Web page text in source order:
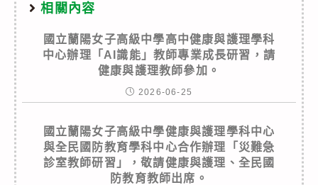
相關內容
國立蘭陽女子高級中學高中健康與護理學科
中心辦理「AI識能」教師專業成長研習，請
健康與護理教師參加。
2026-06-25
國立蘭陽女子高級中學健康與護理學科中心
與全民國防教育學科中心合作辦理「災難急
診室教師研習」，敬請健康與護理、全民國
防教育教師出席。